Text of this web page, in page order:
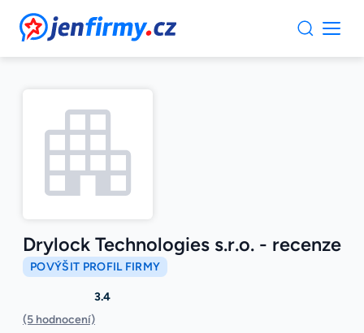
JenFirmy.cz
Drylock Technologies s.r.o. - recenze
POVÝŠIT PROFIL FIRMY
3.4
(5 hodnocení)